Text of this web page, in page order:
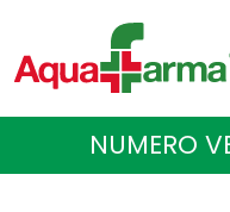
NUMERO